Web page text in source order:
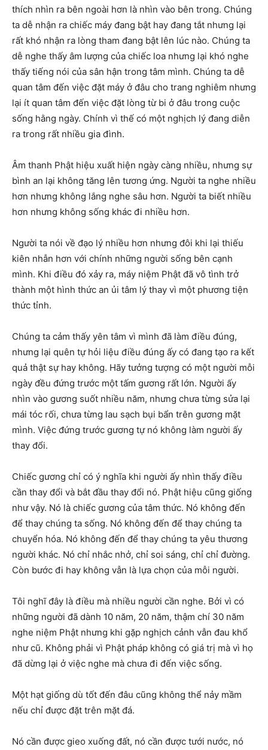
thích nhìn ra bên ngoài hơn là nhìn vào bên trong. Chúng
ta dễ nhận ra chiếc máy đang bật hay đang tắt nhưng lại
rất khó nhận ra lòng tham đang bật lên lúc nào. Chúng ta
dễ nghe thấy âm lượng của chiếc loa nhưng lại khó nghe
thấy tiếng nói của sân hận trong tâm mình. Chúng ta dễ
quan tâm đến việc đặt máy ở đâu cho trang nghiêm nhưng
lại ít quan tâm đến việc đặt lòng từ bi ở đâu trong cuộc
sống hằng ngày. Chính vì thế có một nghịch lý đang diễn
ra trong rất nhiều gia đình.
Âm thanh Phật hiệu xuất hiện ngày càng nhiều, nhưng sự
bình an lại không tăng lên tương ứng. Người ta nghe nhiều
hơn nhưng không lắng nghe sâu hơn. Người ta biết nhiều
hơn nhưng không sống khác đi nhiều hơn.
Người ta nói về đạo lý nhiều hơn nhưng đôi khi lại thiếu
kiên nhẫn hơn với chính những người sống bên cạnh
mình. Khi điều đó xảy ra, máy niệm Phật đã vô tình trở
thành một hình thức an ủi tâm lý thay vì một phương tiện
thức tỉnh.
Chúng ta cảm thấy yên tâm vì mình đã làm điều đúng,
nhưng lại quên tự hỏi liệu điều đúng ấy có đang tạo ra kết
quả thật sự hay không. Hãy tưởng tượng có một người mỗi
ngày đều đứng trước một tấm gương rất lớn. Người ấy
nhìn vào gương suốt nhiều năm, nhưng chưa từng sửa lại
mái tóc rối, chưa từng lau sạch bụi bẩn trên gương mặt
mình. Việc đứng trước gương tự nó không làm người ấy
thay đổi.
Chiếc gương chỉ có ý nghĩa khi người ấy nhìn thấy điều
cần thay đổi và bắt đầu thay đổi nó. Phật hiệu cũng giống
như vậy. Nó là chiếc gương của tâm thức. Nó không đến
để thay chúng ta sống. Nó không đến để thay chúng ta
chuyển hóa. Nó không đến để thay chúng ta yêu thương
người khác. Nó chỉ nhắc nhở, chỉ soi sáng, chỉ chỉ đường.
Còn bước đi hay không vẫn là lựa chọn của mỗi người.
Tôi nghĩ đây là điều mà nhiều người cần nghe. Bởi vì có
những người đã dành 10 năm, 20 năm, thậm chí 30 năm
nghe niệm Phật nhưng khi gặp nghịch cảnh vẫn đau khổ
như cũ. Không phải vì Phật pháp không có giá trị mà vì họ
đã dừng lại ở việc nghe mà chưa đi đến việc sống.
Một hạt giống dù tốt đến đâu cũng không thể nảy mầm
nếu chỉ được đặt trên mặt đá.
Nó cần được gieo xuống đất, nó cần được tưới nước, nó